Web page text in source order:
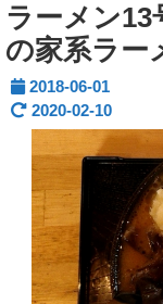
ラーメン
の家系ラー
2018-06-01
2020-02-10